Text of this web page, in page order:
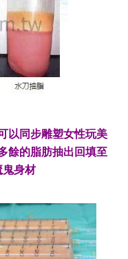
以同步雕塑女性玩美
餘的脂肪抽出回填至
身材